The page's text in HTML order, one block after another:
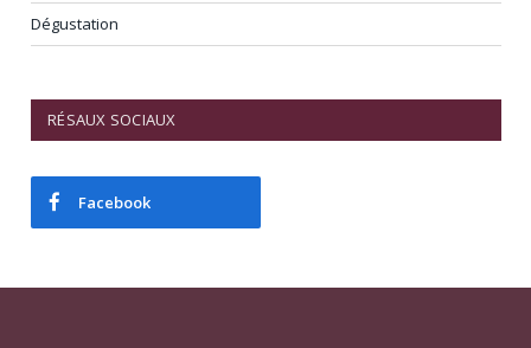
Dégustation
RÉSAUX SOCIAUX
Facebook